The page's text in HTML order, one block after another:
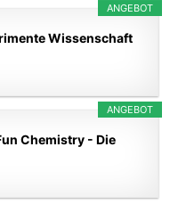
ANGEBOT
Wissenschaft
ANGEBOT
Chemistry - Die